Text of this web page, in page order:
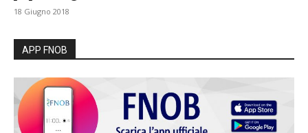
18 Giugno 2018
APP FNOB